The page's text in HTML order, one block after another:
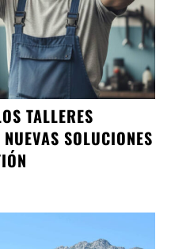
TALLERES
SOLUCIONES